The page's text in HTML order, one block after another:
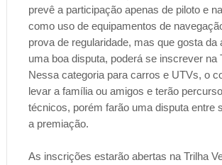
prevê a participação apenas de piloto e
como uso de equipamentos de
prova de regularidade, mas que gosta da
uma boa disputa, poderá se inscrever na
Nessa categoria para carros e UTVs, o
levar a família ou amigos e terão
técnicos, porém farão uma disputa entre
a premiação.
As inscrições estarão abertas na Trilha